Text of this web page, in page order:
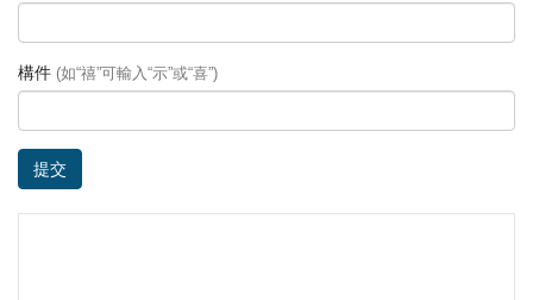
構件 (如“禧”可輸入“示”或“喜”)
提交